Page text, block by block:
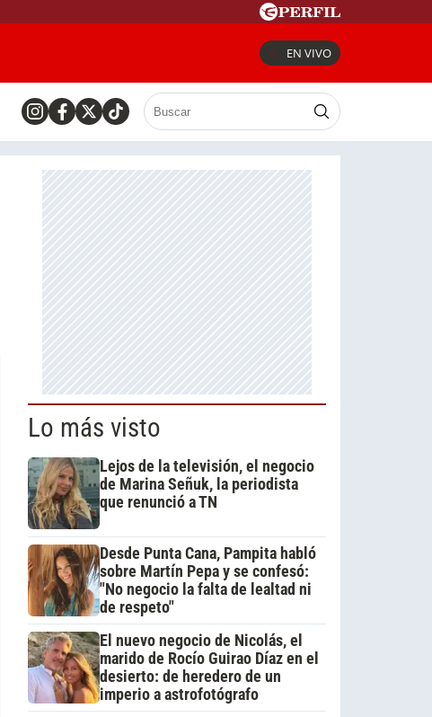
EN VIVO
Lo más visto
Lejos de la televisión, el negocio
de Marina Señuk, la periodista
que renunció a TN
Desde Punta Cana, Pampita habló
sobre Martín Pepa y se confesó:
"No negocio la falta de lealtad ni
de respeto"
El nuevo negocio de Nicolás, el
marido de Rocío Guirao Díaz en el
desierto: de heredero de un
imperio a astrofotógrafo